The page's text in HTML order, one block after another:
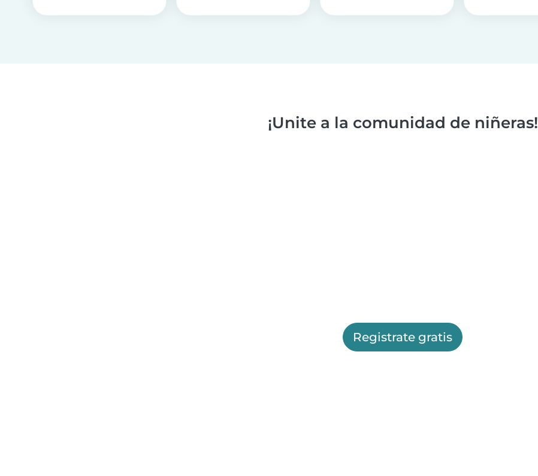
¡Unite a la comunidad de niñeras!
Registrate gratis